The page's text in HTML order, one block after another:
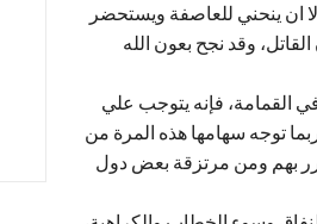
ان ينحني للعاصفة ويستحضر
وقد نجح بعون الله
القمامة، فإنه يتوجب علي
توجه سهامها هذه المرة من
بهم ومن مرتزقة بعض دول